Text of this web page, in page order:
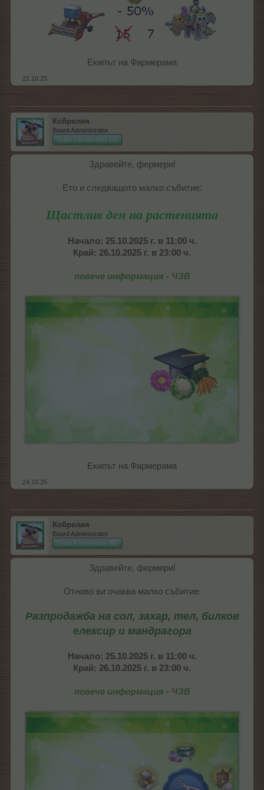
Екипът на Фармерама​
22.10.25
Кобрелия
Board Administrator
Team Farmerama BG
Здравейте, фермери!
Ето и следващото малко събитие:
Щастлив ден на растенията
Начало: 25.10.2025 г. в 11:00 ч.
Край: 26.10.2025 г. в 23:00 ч.
повече информация - ЧЗВ
Екипът на Фармерама​
24.10.25
Кобрелия
Board Administrator
Team Farmerama BG
Здравейте, фермери!
Отново ви очаква малко събитие:
Разпродажба на сол, захар, тел, билков
елексир и мандрагора
Начало: 25.10.2025 г. в 11:00 ч.
Край: 26.10.2025 г. в 23:00 ч.
повече информация - ЧЗВ